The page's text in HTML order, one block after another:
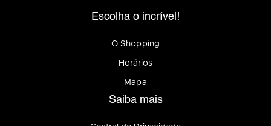
Escolha o incrível!
O Shopping
Horários
Mapa
Saiba mais